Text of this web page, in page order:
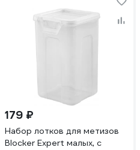
179 ₽
Набор лотков для метизов
Blocker Expert малых, с